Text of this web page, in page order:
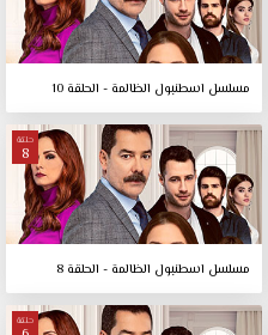
مسلسل اسطنبول الظالمة - الحلقة 10
حلقة
8
مسلسل اسطنبول الظالمة - الحلقة 8
حلقة